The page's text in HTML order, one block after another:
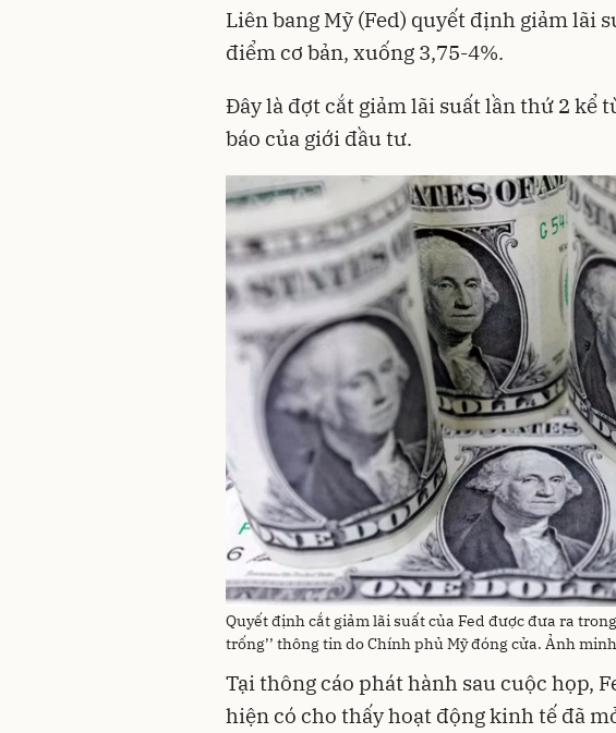
Liên bang Mỹ (Fed) quyết định giảm lãi
điểm cơ bản, xuống 3,75-4%.
Đây là đợt cắt giảm lãi suất lần thứ 2 kể
báo của giới đầu tư.
Quyết định cắt giảm lãi suất của Fed được đưa ra
trống’’ thông tin do Chính phủ Mỹ đóng cửa. Ảnh
Tại thông cáo phát hành sau cuộc họp,
hiện có cho thấy hoạt động kinh tế đã